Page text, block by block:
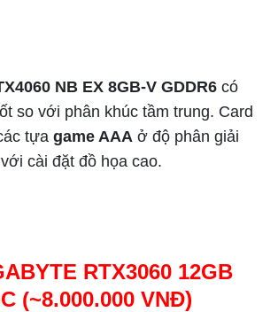
NB EX 8GB-V GDDR6 có
so với phân khúc tầm trung. Card
tựa game AAA ở độ phân giải
cài đặt đồ họa cao.
RTX3060 12GB
(~8.000.000 VNĐ)